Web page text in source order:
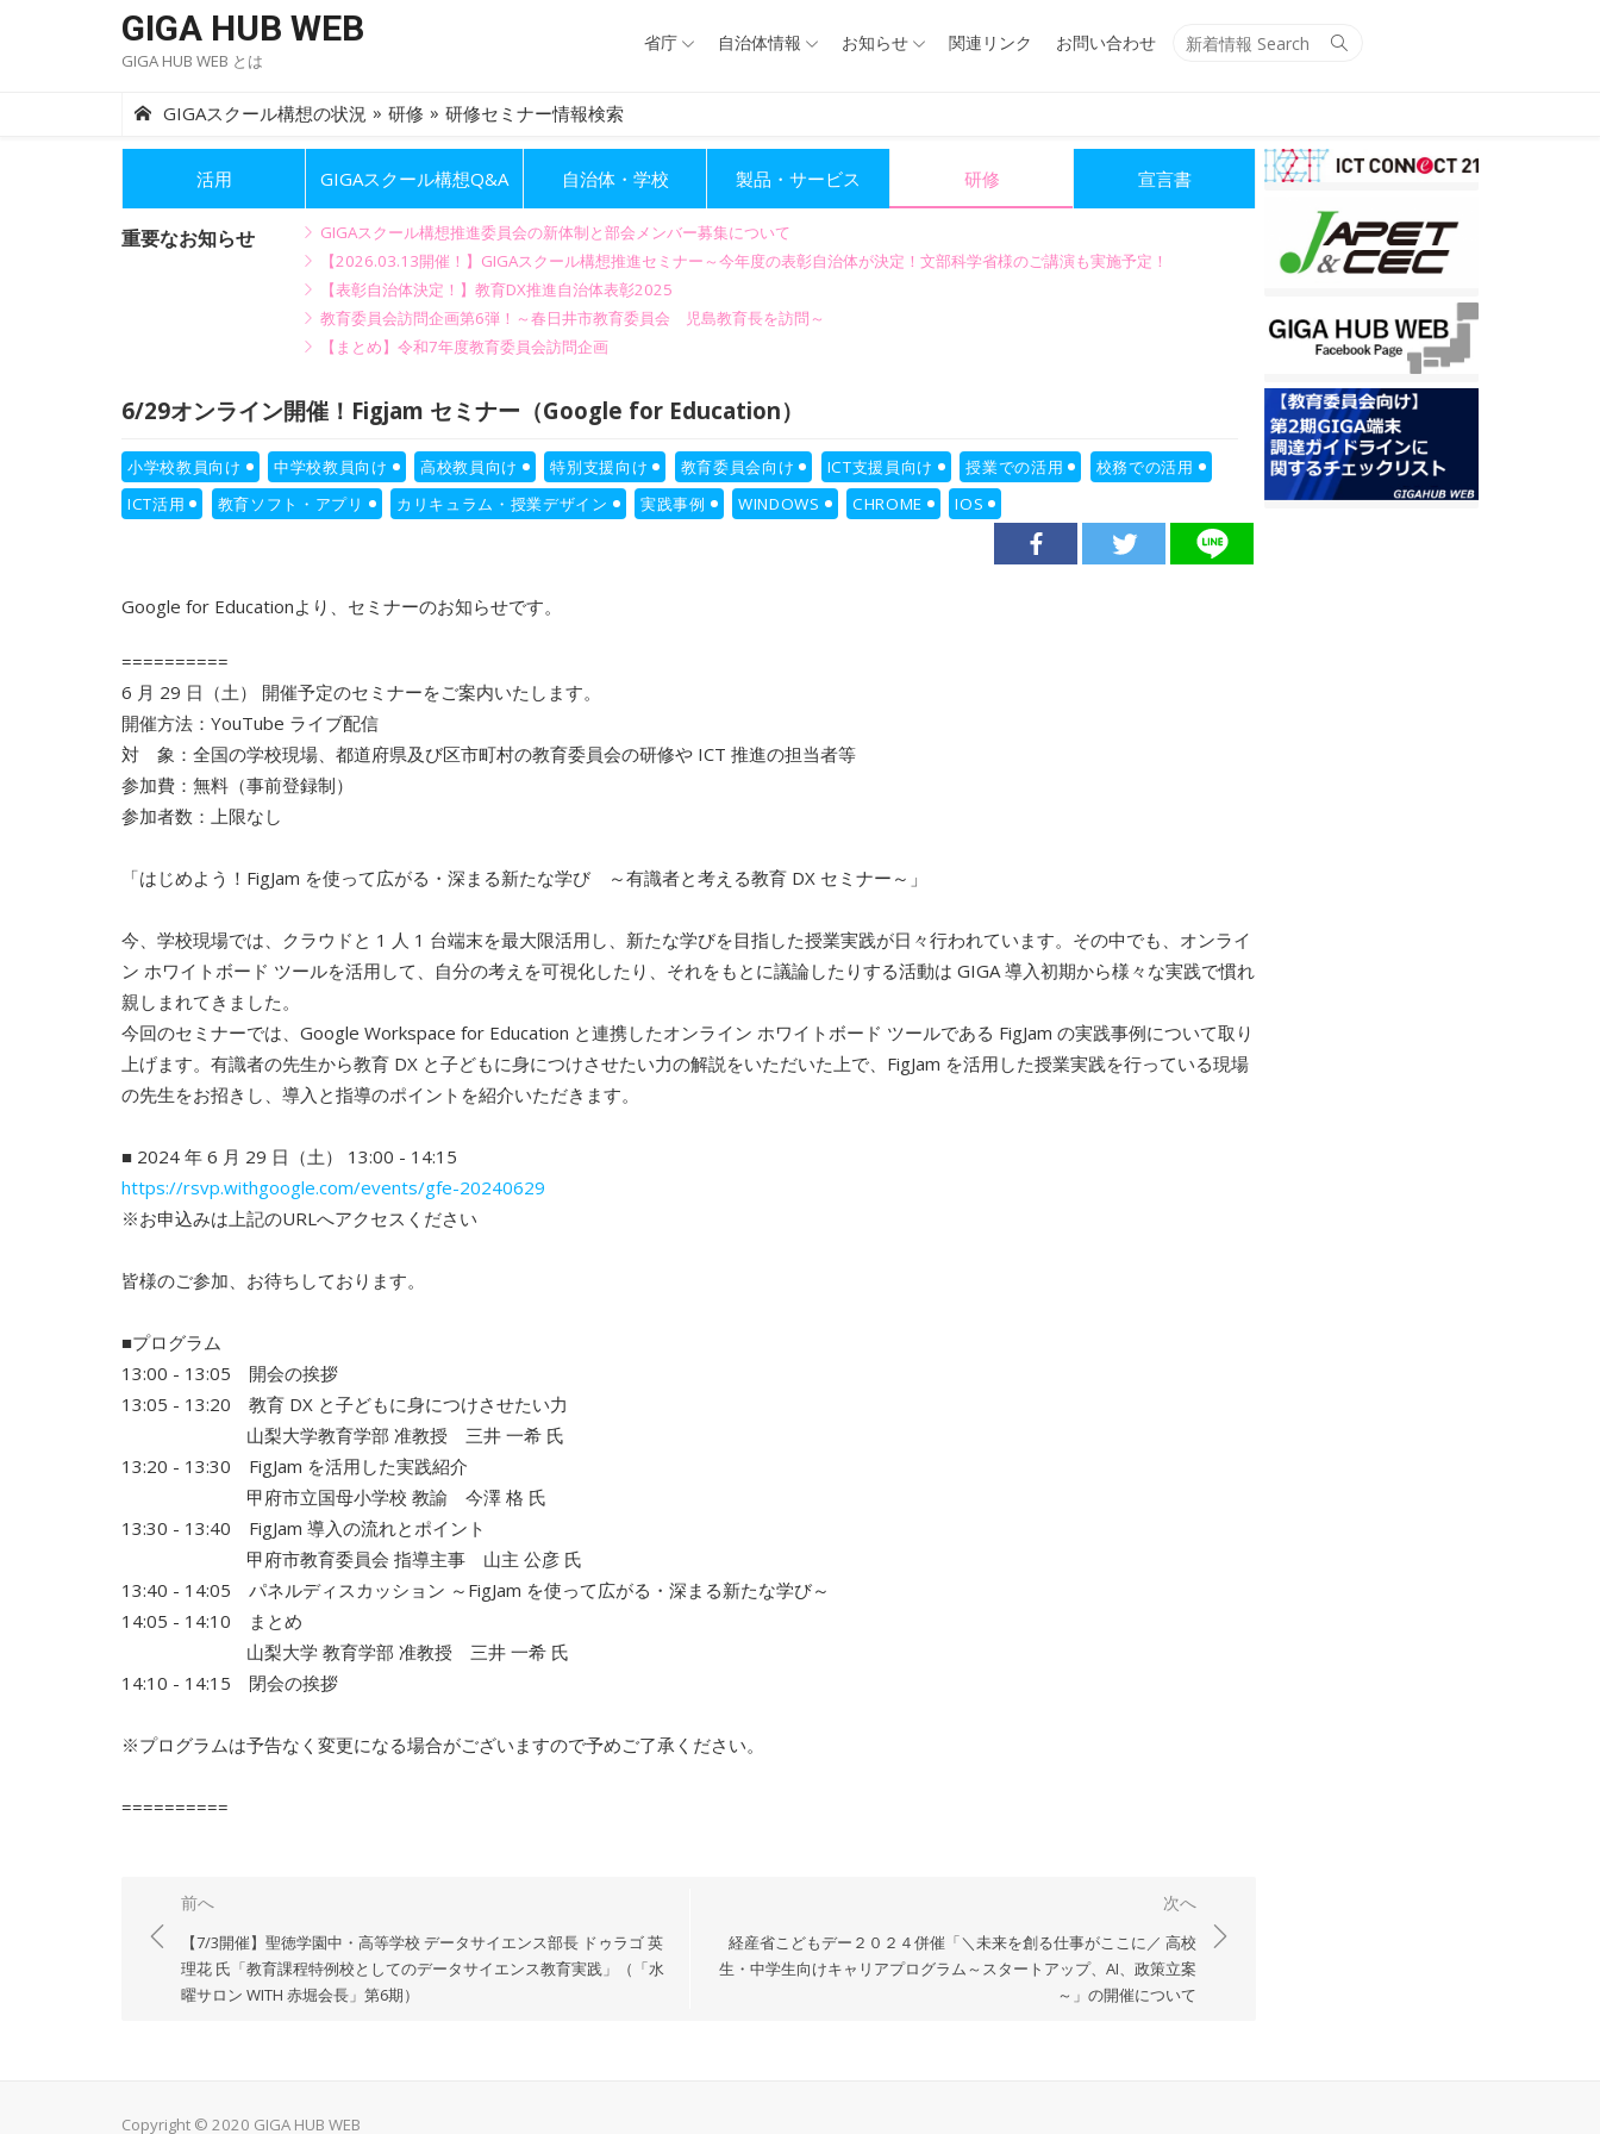
GIGA HUB WEB
GIGA HUB WEB とは
Search
省庁 自治体情報 お知らせ 関連リンク お問い合わせ
GIGAスクール構想の状況 » 研修 » 研修セミナー情報検索
活用 GIGAスクール構想Q&A 自治体・学校 製品・サービス 研修 宣言書
重要なお知らせ
GIGAスクール構想推進委員会の新体制と部会メンバー募集について
【2026.03.13開催！】GIGAスクール構想推進セミナー～今年度の表彰自治体が決定！文部科学省様のご講演も実施予定！
【表彰自治体決定！】教育DX推進自治体表彰2025
教育委員会訪問企画第6弾！～春日井市教育委員会 児島教育長を訪問～
【まとめ】令和7年度教育委員会訪問企画
6/29オンライン開催！Figjam セミナー（Google for Education）
小学校教員向け 中学校教員向け 高校教員向け 特別支援向け 教育委員会向け ICT支援員向け 授業での活用
校務での活用
ICT活用
教育ソフト・アプリ カリキュラム・授業デザイン 実践事例 WINDOWS CHROME IOS
Google for Educationより、セミナーのお知らせです。
==========
6 月 29 日（土） 開催予定のセミナーをご案内いたします。
開催方法：YouTube ライブ配信
対 象：全国の学校現場、都道府県及び区市町村の教育委員会の研修や ICT 推進の担当者等
参加費：無料（事前登録制）
参加者数：上限なし
「はじめよう！FigJam を使って広がる・深まる新たな学び ～有識者と考える教育 DX セミナー～」
今、学校現場では、クラウドと 1 人 1 台端末を最大限活用し、新たな学びを目指した授業実践が日々行われています。その中でも、オンライ
ン ホワイトボード ツールを活用して、自分の考えを可視化したり、それをもとに議論したりする活動は GIGA 導入初期から様々な実践で慣れ
親しまれてきました。
今回のセミナーでは、Google Workspace for Education と連携したオンライン ホワイトボード ツールである FigJam の実践事例について取り
上げます。有識者の先生から教育 DX と子どもに身につけさせたい力の解説をいただいた上で、FigJam を活用した授業実践を行っている現場
の先生をお招きし、導入と指導のポイントを紹介いただきます。
■ 2024 年 6 月 29 日（土） 13:00 - 14:15
https://rsvp.withgoogle.com/events/gfe-20240629
※お申込みは上記のURLへアクセスください
皆様のご参加、お待ちしております。
■プログラム
13:00 - 13:05 開会の挨拶
13:05 - 13:20 教育 DX と子どもに身につけさせたい力
山梨大学教育学部 准教授 三井 一希 氏
13:20 - 13:30 FigJam を活用した実践紹介
甲府市立国母小学校 教諭 今澤 格 氏
13:30 - 13:40 FigJam 導入の流れとポイント
甲府市教育委員会 指導主事 山主 公彦 氏
13:40 - 14:05 パネルディスカッション ～FigJam を使って広がる・深まる新たな学び～
14:05 - 14:10 まとめ
山梨大学 教育学部 准教授 三井 一希 氏
14:10 - 14:15 閉会の挨拶
※プログラムは予告なく変更になる場合がございますので予めご了承ください。
==========
前へ
【7/3開催】聖徳学園中・高等学校 データサイエンス部長 ドゥラゴ 英
理花 氏「教育課程特例校としてのデータサイエンス教育実践」（「水
曜サロン WITH 赤堀会長」第6期）
次へ
経産省こどもデー２０２４併催「＼未来を創る仕事がここに／ 高校
生・中学生向けキャリアプログラム～スタートアップ、AI、政策立案
～」の開催について
Copyright © 2020 GIGA HUB WEB